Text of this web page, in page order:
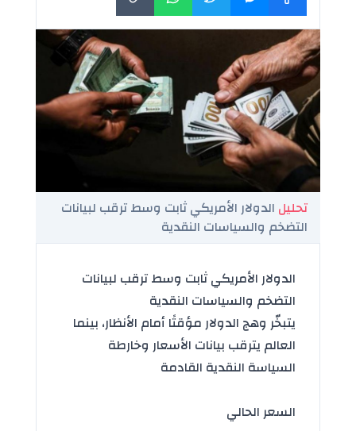
تحليل الدولار الأمريكي ثابت وسط ترقب لبيانات
التضخم والسياسات النقدية
الدولار الأمريكي ثابت وسط ترقب لبيانات
التضخم والسياسات النقدية
يتبخّر وهج الدولار مؤقتًا أمام الأنظار، بينما
العالم يترقب بيانات الأسعار وخارطة
السياسة النقدية القادمة
السعر الحالي